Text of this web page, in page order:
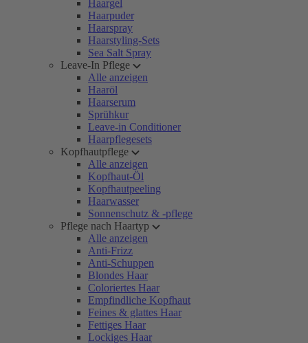
Haargel
Haarpuder
Haarspray
Haarstyling-Sets
Sea Salt Spray
Leave-In Pflege
Alle anzeigen
Haaröl
Haarserum
Sprühkur
Leave-in Conditioner
Haarpflegesets
Kopfhautpflege
Alle anzeigen
Kopfhaut-Öl
Kopfhautpeeling
Haarwasser
Sonnenschutz & -pflege
Pflege nach Haartyp
Alle anzeigen
Anti-Frizz
Anti-Schuppen
Blondes Haar
Coloriertes Haar
Empfindliche Kopfhaut
Feines & glattes Haar
Fettiges Haar
Lockiges Haar